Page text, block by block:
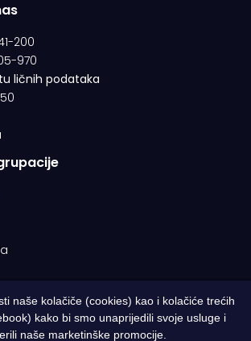
200
970
ličnih podataka
Zenica. Sva prava pridržana | Designed by
naše kolačiče (cookies) kao i kolačiće trećih
kako bi smo unaprijedili svoje usluge i
naše marketinške promocije.